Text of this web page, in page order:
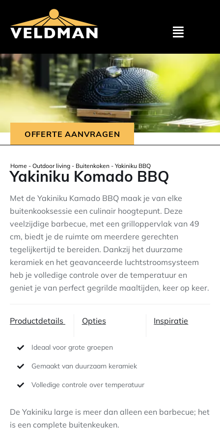
Particulier
Zakelijk
OFFERTE AANVRAGEN
Home - Outdoor living- Buitenkoken- Yakiniku BBQ
Yakiniku Komado BBQ
Met de Yakiniku Kamado BBQ maak je van elke
buitenkooksessie een culinair hoogtepunt. Deze
veelzijdige barbecue, met een grilloppervlak van 49
cm, biedt je de ruimte om meerdere gerechten
tegelijkertijd te bereiden. Dankzij het duurzame
keramiek en het geavanceerde luchtstroomsysteem
heb je volledige controle over de temperatuur en
geniet je van perfect gegrilde maaltijden, keer op keer.
Productdetails Opties Inspiratie
Ideaal voor grote groepen
Gemaakt van duurzaam keramiek
Volledige controle over temperatuur
De Yakiniku large is meer dan alleen een barbecue; het
is een complete buitenkeuken.